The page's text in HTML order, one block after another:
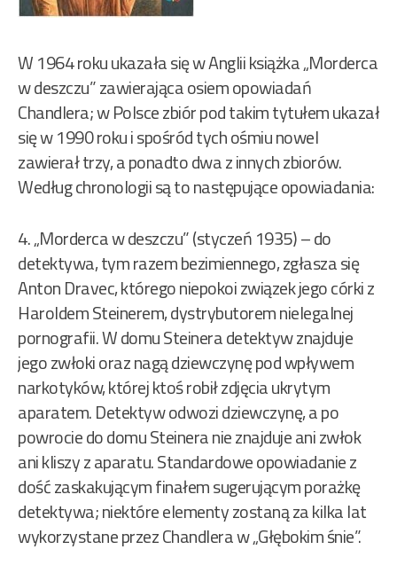
W 1964 roku ukazała się w Anglii książka „Morderca
w deszczu” zawierająca osiem opowiadań
Chandlera; w Polsce zbiór pod takim tytułem ukazał
się w 1990 roku i spośród tych ośmiu nowel
zawierał trzy, a ponadto dwa z innych zbiorów.
Według chronologii są to następujące opowiadania:
4. „Morderca w deszczu” (styczeń 1935) – do
detektywa, tym razem bezimiennego, zgłasza się
Anton Dravec, którego niepokoi związek jego córki z
Haroldem Steinerem, dystrybutorem nielegalnej
pornografii. W domu Steinera detektyw znajduje
jego zwłoki oraz nagą dziewczynę pod wpływem
narkotyków, której ktoś robił zdjęcia ukrytym
aparatem. Detektyw odwozi dziewczynę, a po
powrocie do domu Steinera nie znajduje ani zwłok
ani kliszy z aparatu. Standardowe opowiadanie z
dość zaskakującym finałem sugerującym porażkę
detektywa; niektóre elementy zostaną za kilka lat
wykorzystane przez Chandlera w „Głębokim śnie”.